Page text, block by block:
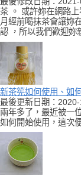
茶 。 或許妳在網路
月經前喝抹茶會讓妳
認 ，所以我們歡迎妳
新茶筅如何使用、如
最後更新日期：
兩年多了，最近被一
如何開始使用，這次